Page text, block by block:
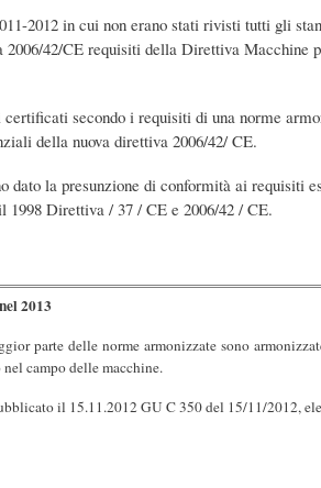
2012 in cui non erano stati rivisti tutti gli
42/CE requisiti della Direttiva Macchine
secondo i requisiti di una norme
della nuova direttiva 2006/42/ CE.
dato la presunzione di conformità ai requisiti
Direttiva / 37 / CE e 2006/42 / CE.
2013
parte delle norme armonizzate sono
campo delle macchine.
il 15.11.2012 GU C 350 del 15/11/2012,